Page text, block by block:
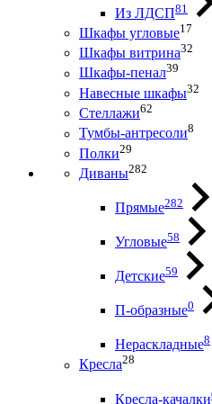
Из ЛДСП81
Шкафы угловые17
Шкафы витрина32
Шкафы-пенал39
Навесные шкафы32
Стеллажи62
Тумбы-антресоли8
Полки29
Диваны282
Прямые282
Угловые58
Детские59
П-образные0
Нераскладные8
Кресла28
Кресла-качалки